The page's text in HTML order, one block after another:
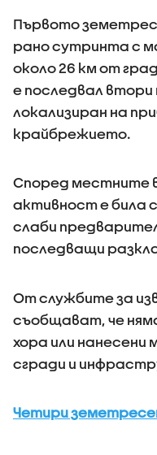
Първото
рано сутринта с
около 26 км от
е последвал
локализиран на
крайбрежието.
Според местните
активност е била
слаби
последващи
От службите за
съобщават, че
хора или
сгради и
Четири